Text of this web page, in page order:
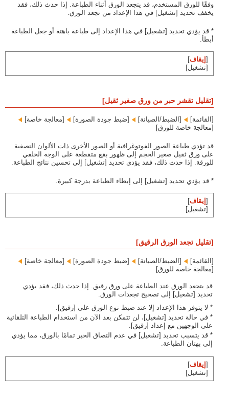
وفقًا للورق المستخدم، قد يتجعد الورق أثناء الطباعة. إذا حدث ذلك، فقد
يخفف تحديد [تشغيل] في هذا الإعداد من تجعد الورق.
* قد يؤدي تحديد [تشغيل] في هذا الإعداد إلى طباعة باهتة أو جعل الطباعة
أبطأ.
[ إيقاف]
[تشغيل]
[تقليل تقشر حبر من ورق صغير ثقيل]
[القائمة]‏ [الضبط/الصيانة]‏ [ضبط جودة الصورة]‏
[معالجة خاصة]‏
[معالجة خاصة للورق]
قد تؤدي طباعة الصور الفوتوغرافية أو الصور الأخرى ذات الألوان النصفية
على ورق ثقيل صغير الحجم إلى ظهور بقع متقطعة على الوجه الخلفي
للورقة. إذا حدث ذلك، فقد يؤدي تحديد [تشغيل] إلى تحسين نتائج الطباعة.
* قد يؤدي تحديد [تشغيل] إلى إبطاء الطباعة بدرجة كبيرة.
[ إيقاف]
[تشغيل]
[تقليل تجعد الورق الرقيق]
[القائمة]‏ [الضبط/الصيانة]‏ [ضبط جودة الصورة]‏
[معالجة خاصة]‏
[معالجة خاصة للورق]
قد يتجعد الورق عند الطباعة على ورق رقيق. إذا حدث ذلك، فقد يؤدي
تحديد [تشغيل] إلى تصحيح تجعدات الورق.
* لا يتوفر هذا الإعداد إلا عند ضبط نوع الورق على [رقيق].
* في حالة تحديد [تشغيل]، لن تتمكن بعد الآن من استخدام الطباعة التلقائية
على الوجهين مع إعداد [رقيق].
* قد يتسبب تحديد [تشغيل] في عدم التصاق الحبر تمامًا بالورق، مما يؤدي
إلى بهتان الطباعة.
[ إيقاف]
[تشغيل]